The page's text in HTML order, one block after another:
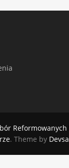
. Theme by